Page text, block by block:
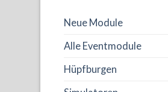
Neue Module
Alle Eventmodule
Hüpfburgen